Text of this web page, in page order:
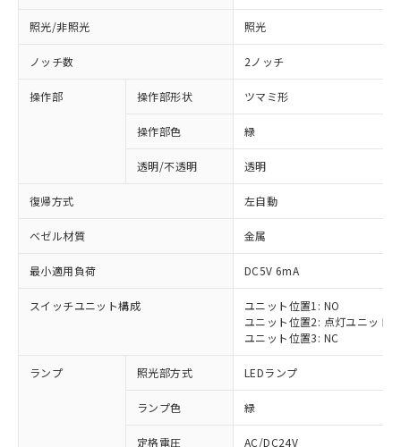
照光/非照光 照光
ノッチ数 2ノッチ
操作部 操作部形状 ツマミ形
操作部色 緑
透明/不透明 透明
復帰方式 左自動
ベゼル材質 金属
最小適用負荷 DC5V 6mA
スイッチユニット構成
ユニット位置1: NO
ユニット位置2: 点灯ユニット
ユニット位置3: NC
ランプ 照光部方式 LEDランプ
ランプ色 緑
定格電圧 AC/DC24V